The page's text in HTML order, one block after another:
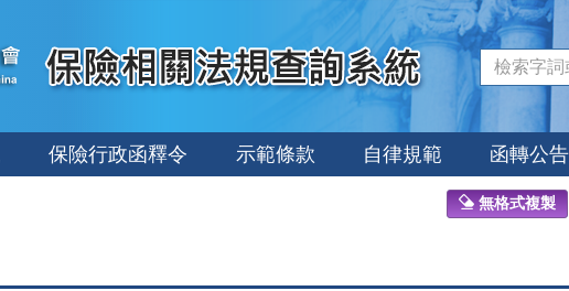
保險行政函釋令 示範條款 自律規範 函轉公告
無格式複製